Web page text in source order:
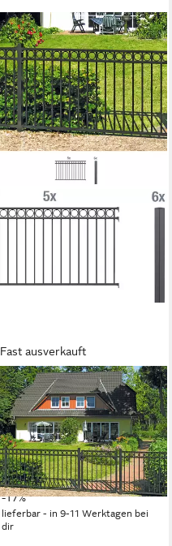
Fast ausverkauft
ALBERTS
Metallzaun Circle, (Set), Höhe:
100 und 120 cm,
Gesamtlänge: 10 m, zum
Einbetonieren
ab 1.249,00 € UVP1.499,00 €
-17%
lieferbar - in 9-11 Werktagen bei
dir